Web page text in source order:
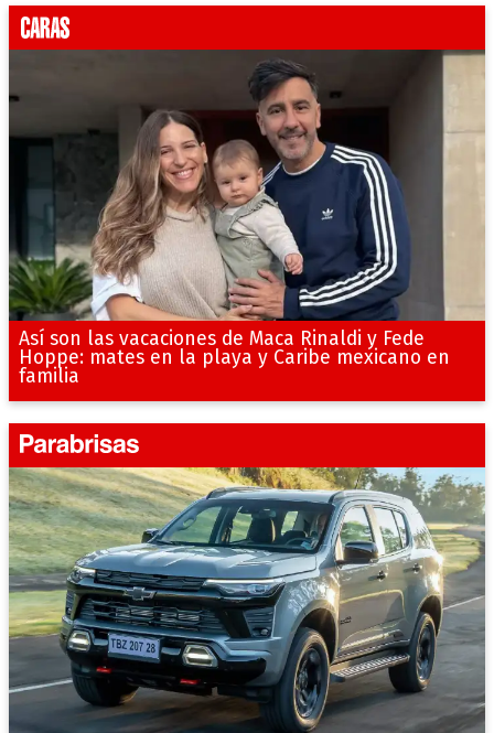
Así son las vacaciones de Maca Rinaldi y Fede
Hoppe: mates en la playa y Caribe mexicano en
familia